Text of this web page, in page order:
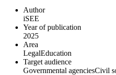
Author
iSEE
Year of publication
2025
Area
LegalEducation
Target audience
Governmental agenciesCivil